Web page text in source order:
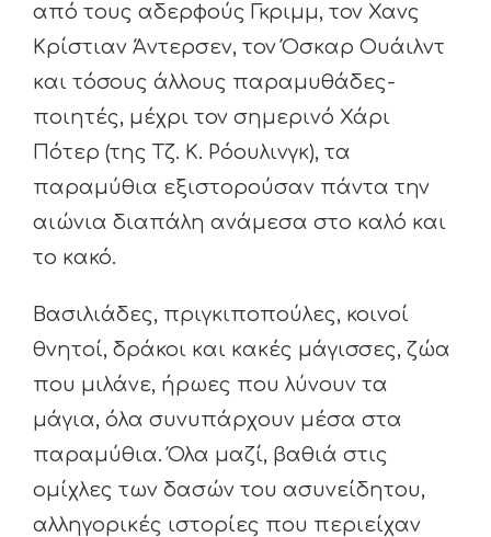
από τους αδερφούς Γκριμμ, τον Χανς
Κρίστιαν Άντερσεν, τον Όσκαρ Ουάιλντ
και τόσους άλλους παραμυθάδες-
ποιητές, μέχρι τον σημερινό Χάρι
Πότερ (της Τζ. Κ. Ρόουλινγκ), τα
παραμύθια εξιστορούσαν πάντα την
αιώνια διαπάλη ανάμεσα στο καλό και
το κακό.
Βασιλιάδες, πριγκιποπούλες, κοινοί
θνητοί, δράκοι και κακές μάγισσες, ζώα
που μιλάνε, ήρωες που λύνουν τα
μάγια, όλα συνυπάρχουν μέσα στα
παραμύθια. Όλα μαζί, βαθιά στις
ομίχλες των δασών του ασυνείδητου,
αλληγορικές ιστορίες που περιείχαν